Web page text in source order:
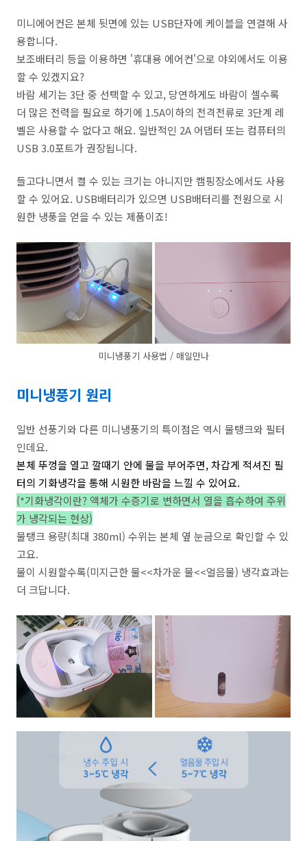
미니에어컨은 본체 뒷면에 있는 USB단자에 케이블을 연결해 사
용합니다.
보조배터리 등을 이용하면 '휴대용 에어컨'으로 야외에서도 이용
할 수 있겠지요?
바람 세기는 3단 중 선택할 수 있고, 당연하게도 바람이 셀수록
더 많은 전력을 필요로 하기에 1.5A이하의 전격전류로 3단계 레
벨은 사용할 수 없다고 해요. 일반적인 2A 어댑터 또는 컴퓨터의
USB 3.0포트가 권장됩니다.
들고다니면서 켤 수 있는 크기는 아니지만 캠핑장소에서도 사용
할 수 있어요. USB배터리가 있으면 USB배터리를 전원으로 시
원한 냉풍을 얻을 수 있는 제품이죠!
미니냉풍기 사용법 / 매일만나
미니냉풍기 원리
일반 선풍기와 다른 미니냉풍기의 특이점은 역시 물탱크와 필터
인데요.
본체 뚜껑을 열고 깔때기 안에 물을 부어주면, 차갑게 적셔진 필
터의 기화냉각을 통해 시원한 바람을 느낄 수 있어요.
(*기화냉각이란? 액체가 수증기로 변하면서 열을 흡수하여 주위
가 냉각되는 현상)
물탱크 용량(최대 380ml) 수위는 본체 옆 눈금으로 확인할 수 있
고요.
물이 시원할수록(미지근한 물<<차가운 물<<얼음물) 냉각효과는
더 크답니다.